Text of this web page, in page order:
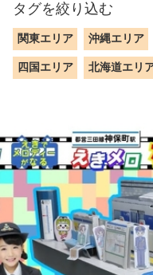
タグを絞り込む
関東エリア 沖縄エリア
四国エリア 北海道エリ